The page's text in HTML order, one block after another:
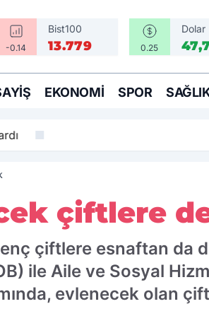
-0.14
Bist100
13.779 0.25
Dolar
EKONOMI SPOR
çiftlere
çiftlere esnaftan da
ile Aile ve Sosyal
evlenecek olan